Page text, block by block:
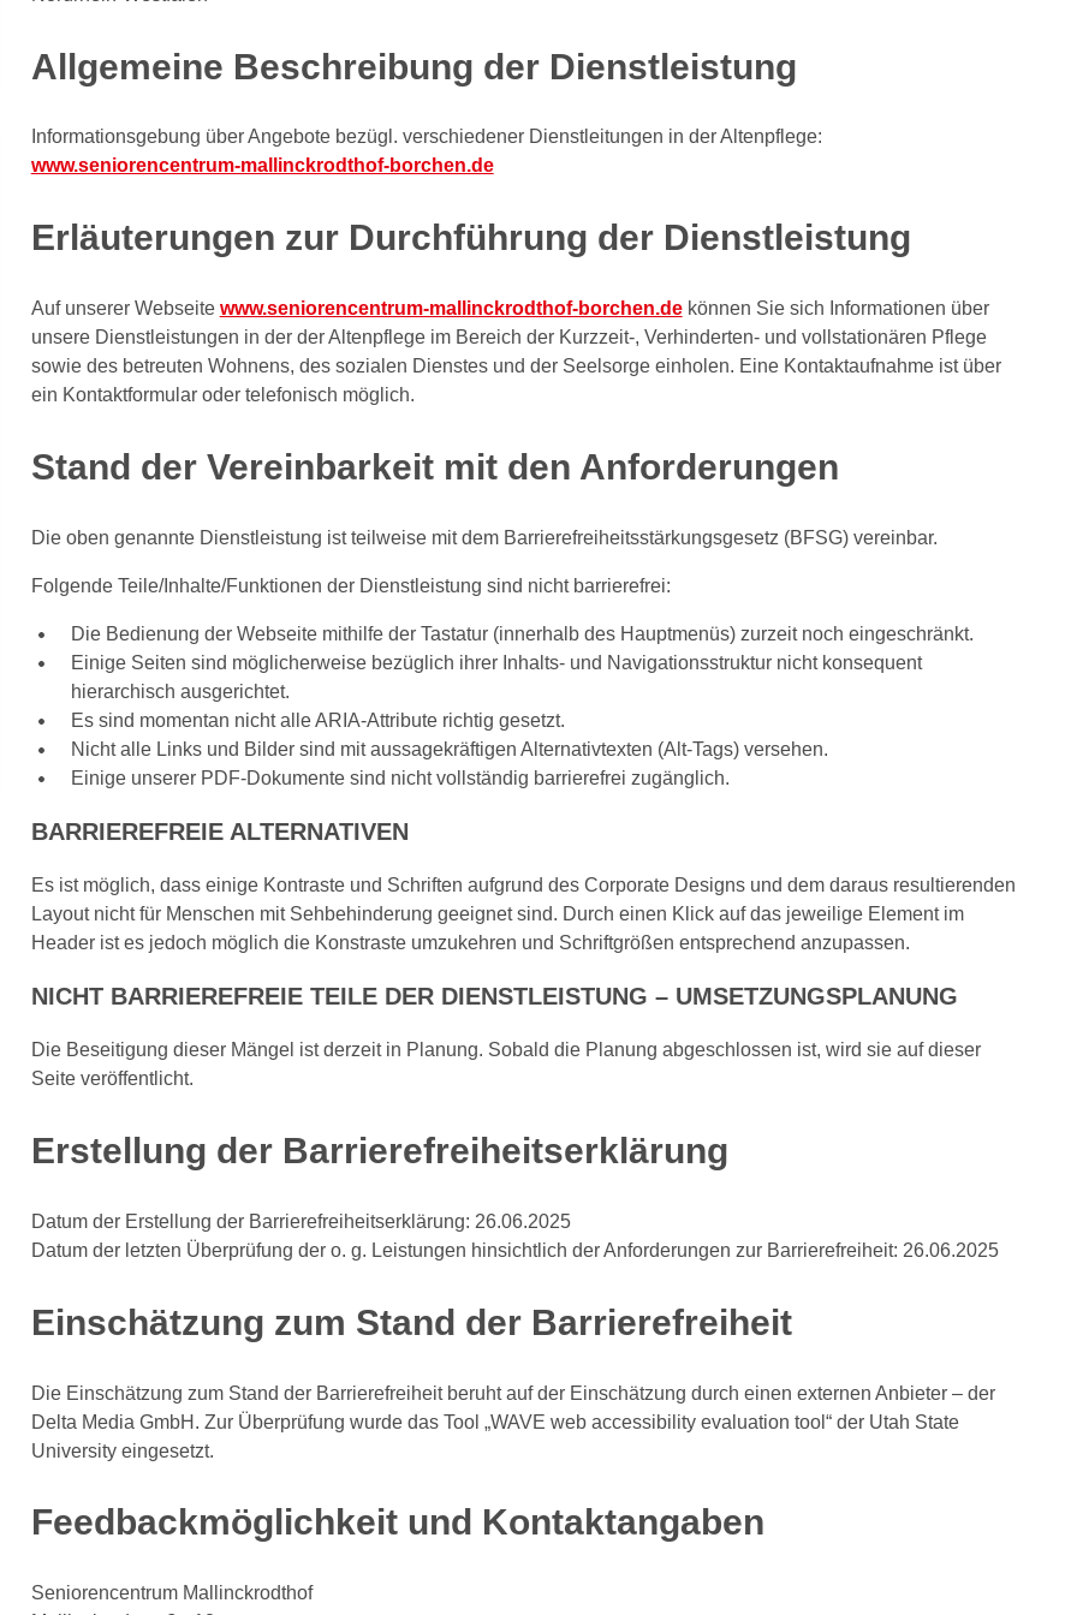
Allgemeine Beschreibung der Dienstleistung
Informationsgebung über Angebote bezügl. verschiedener Dienstleitungen in der Altenpflege:
www.seniorencentrum-mallinckrodthof-borchen.de
Erläuterungen zur Durchführung der Dienstleistung
Auf unserer Webseite www.seniorencentrum-mallinckrodthof-borchen.dekönnen Sie sich Informationen über
unsere Dienstleistungen in der der Altenpflege im Bereich der Kurzzeit-, Verhinderten- und vollstationären Pflege
sowie des betreuten Wohnens, des sozialen Dienstes und der Seelsorge einholen. Eine Kontaktaufnahme ist über
ein Kontaktformular oder telefonisch möglich.
Stand der Vereinbarkeit mit den Anforderungen
Die oben genannte Dienstleistung ist teilweise mit dem Barrierefreiheitsstärkungsgesetz (BFSG) vereinbar.
Folgende Teile/Inhalte/Funktionen der Dienstleistung sind nicht barrierefrei:
Die Bedienung der Webseite mithilfe der Tastatur (innerhalb des Hauptmenüs) zurzeit noch eingeschränkt.
Einige Seiten sind möglicherweise bezüglich ihrer Inhalts- und Navigationsstruktur nicht konsequent
hierarchisch ausgerichtet.
Es sind momentan nicht alle ARIA-Attribute richtig gesetzt.
Nicht alle Links und Bilder sind mit aussagekräftigen Alternativtexten (Alt-Tags) versehen.
Einige unserer PDF-Dokumente sind nicht vollständig barrierefrei zugänglich.
BARRIEREFREIE ALTERNATIVEN
Es ist möglich, dass einige Kontraste und Schriften aufgrund des Corporate Designs und dem daraus resultierenden
Layout nicht für Menschen mit Sehbehinderung geeignet sind. Durch einen Klick auf das jeweilige Element im
Header ist es jedoch möglich die Konstraste umzukehren und Schriftgrößen entsprechend anzupassen.
NICHT BARRIEREFREIE TEILE DER DIENSTLEISTUNG – UMSETZUNGSPLANUNG
Die Beseitigung dieser Mängel ist derzeit in Planung. Sobald die Planung abgeschlossen ist, wird sie auf dieser
Seite veröffentlicht.
Erstellung der Barrierefreiheitserklärung
Datum der Erstellung der Barrierefreiheitserklärung: 26.06.2025
Datum der letzten Überprüfung der o. g. Leistungen hinsichtlich der Anforderungen zur Barrierefreiheit: 26.06.2025
Einschätzung zum Stand der Barrierefreiheit
Die Einschätzung zum Stand der Barrierefreiheit beruht auf der Einschätzung durch einen externen Anbieter – der
Delta Media GmbH. Zur Überprüfung wurde das Tool „WAVE web accessibility evaluation tool“ der Utah State
University eingesetzt.
Feedbackmöglichkeit und Kontaktangaben
Seniorencentrum Mallinckrodthof